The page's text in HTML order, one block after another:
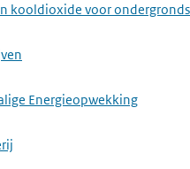
kooldioxide voor
Energieopwekking